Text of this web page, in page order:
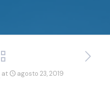
at agosto 23, 2019